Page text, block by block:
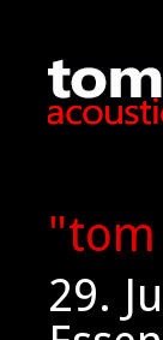
"tom
29.